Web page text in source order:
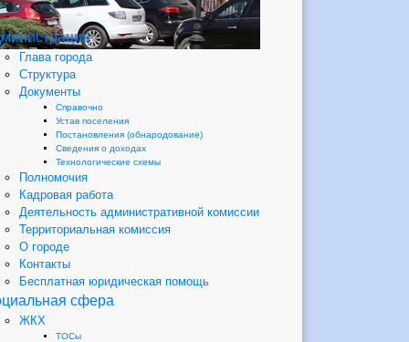
Глава города
Структура
Документы
Справочно
Устав поселения
Постановления (обнародование)
Сведения о доходах
Технологические схемы
Полномочия
Кадровая работа
Деятельность административной комиссии
Территориальная комиссия
О городе
Контакты
Бесплатная юридическая помощь
сфера
ЖКХ
ТОСы